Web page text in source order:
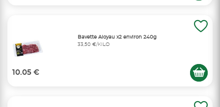
Bavette Aloyau x2 environ 240g
33,50 €/KILO
10.05 €